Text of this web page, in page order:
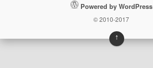
Powered by WordPress
© 2010-2017
↑